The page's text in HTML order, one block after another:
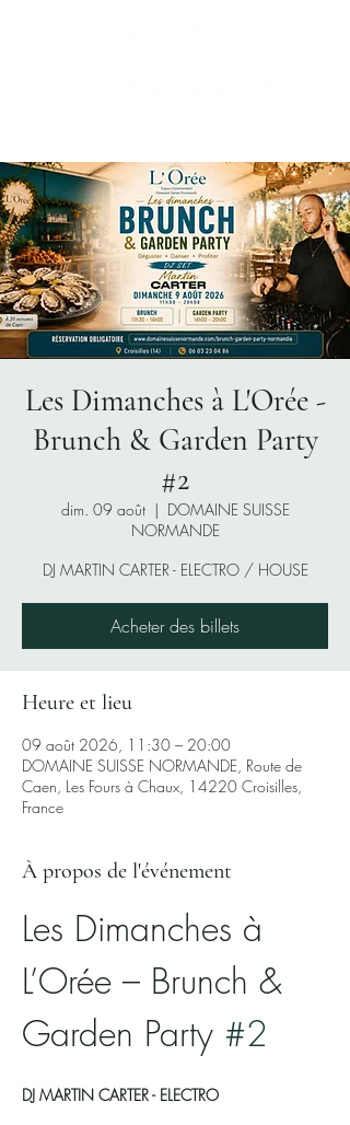
Les Dimanches à L'Orée -
Brunch & Garden Party
#2
dim. 09 août
  |
DOMAINE SUISSE
NORMANDE
DJ MARTIN CARTER - ELECTRO / HOUSE
Acheter des billets
Heure et lieu
09 août 2026, 11:30 – 20:00
DOMAINE SUISSE NORMANDE, Route de
Caen, Les Fours à Chaux, 14220 Croisilles,
France
À propos de l'événement
Les Dimanches à
L’Orée – Brunch &
Garden Party #2
DJ MARTIN CARTER - ELECTRO